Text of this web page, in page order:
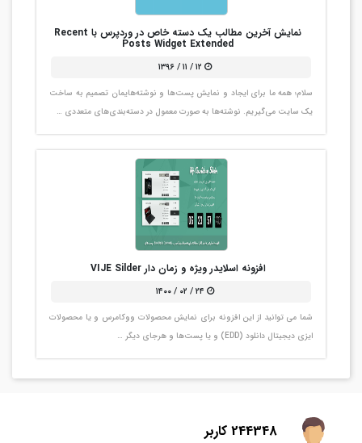
نمایش آخرین مطالب یک دسته خاص در وردپرس با Recent
Posts Widget Extended
۱۲ / ۱۱ / ۱۳۹۶
سلام؛ همه ما برای ایجاد و نمایش پست‌ها و نوشته‌هایمان تصمیم به ساخت
یک سایت می‌گیریم. نوشته‌ها به صورت معمول در دسته‌بندی‌های متعددی …
افزونه اسلایدر ویژه و زمان دار VIJE Silder
۲۴ / ۰۲ / ۱۴۰۰
شما می توانید از این افزونه برای نمایش محصولات ووکامرس و یا محصولات
ایزی دیجیتال دانلود (EDD) و یا پست‌ها و هرجای دیگر …
244348 کاربر